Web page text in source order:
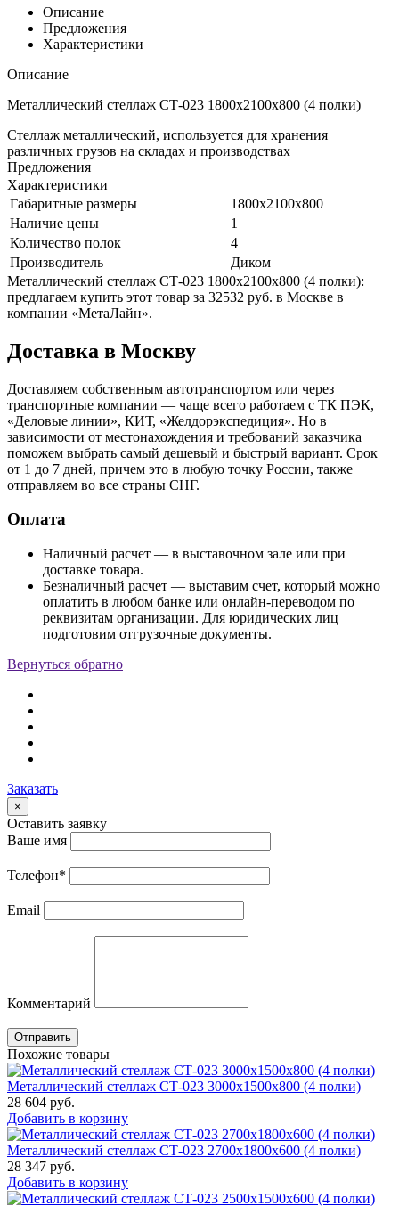
Описание
Предложения
Характеристики
Описание
Металлический стеллаж СТ-023 1800x2100x800 (4 полки)
Стеллаж металлический, используется для хранения
различных грузов на складах и производствах
Предложения
Характеристики
Габаритные размеры
1800x2100x800
Наличие цены
1
Количество полок
4
Производитель
Диком
Металлический стеллаж СТ-023 1800x2100x800 (4 полки):
предлагаем купить этот товар за 32532 руб. в Москве в
компании «МетаЛайн».
Доставка в Москву
Доставляем собственным автотранспортом или через
транспортные компании — чаще всего работаем с ТК ПЭК,
«Деловые линии», КИТ, «Желдорэкспедиция». Но в
зависимости от местонахождения и требований заказчика
поможем выбрать самый дешевый и быстрый вариант. Срок
от 1 до 7 дней, причем это в любую точку России, также
отправляем во все страны СНГ.
Оплата
Наличный расчет — в выставочном зале или при
доставке товара.
Безналичный расчет — выставим счет, который можно
оплатить в любом банке или онлайн-переводом по
реквизитам организации. Для юридических лиц
подготовим отгрузочные документы.
Вернуться обратно
Заказать
×
Оставить заявку
Ваше имя
Телефон*
Email
Комментарий
Отправить
Похожие товары
Металлический стеллаж СТ-023 3000x1500x800 (4 полки)
28 604 руб.
Добавить в корзину
Металлический стеллаж СТ-023 2700x1800x600 (4 полки)
28 347 руб.
Добавить в корзину